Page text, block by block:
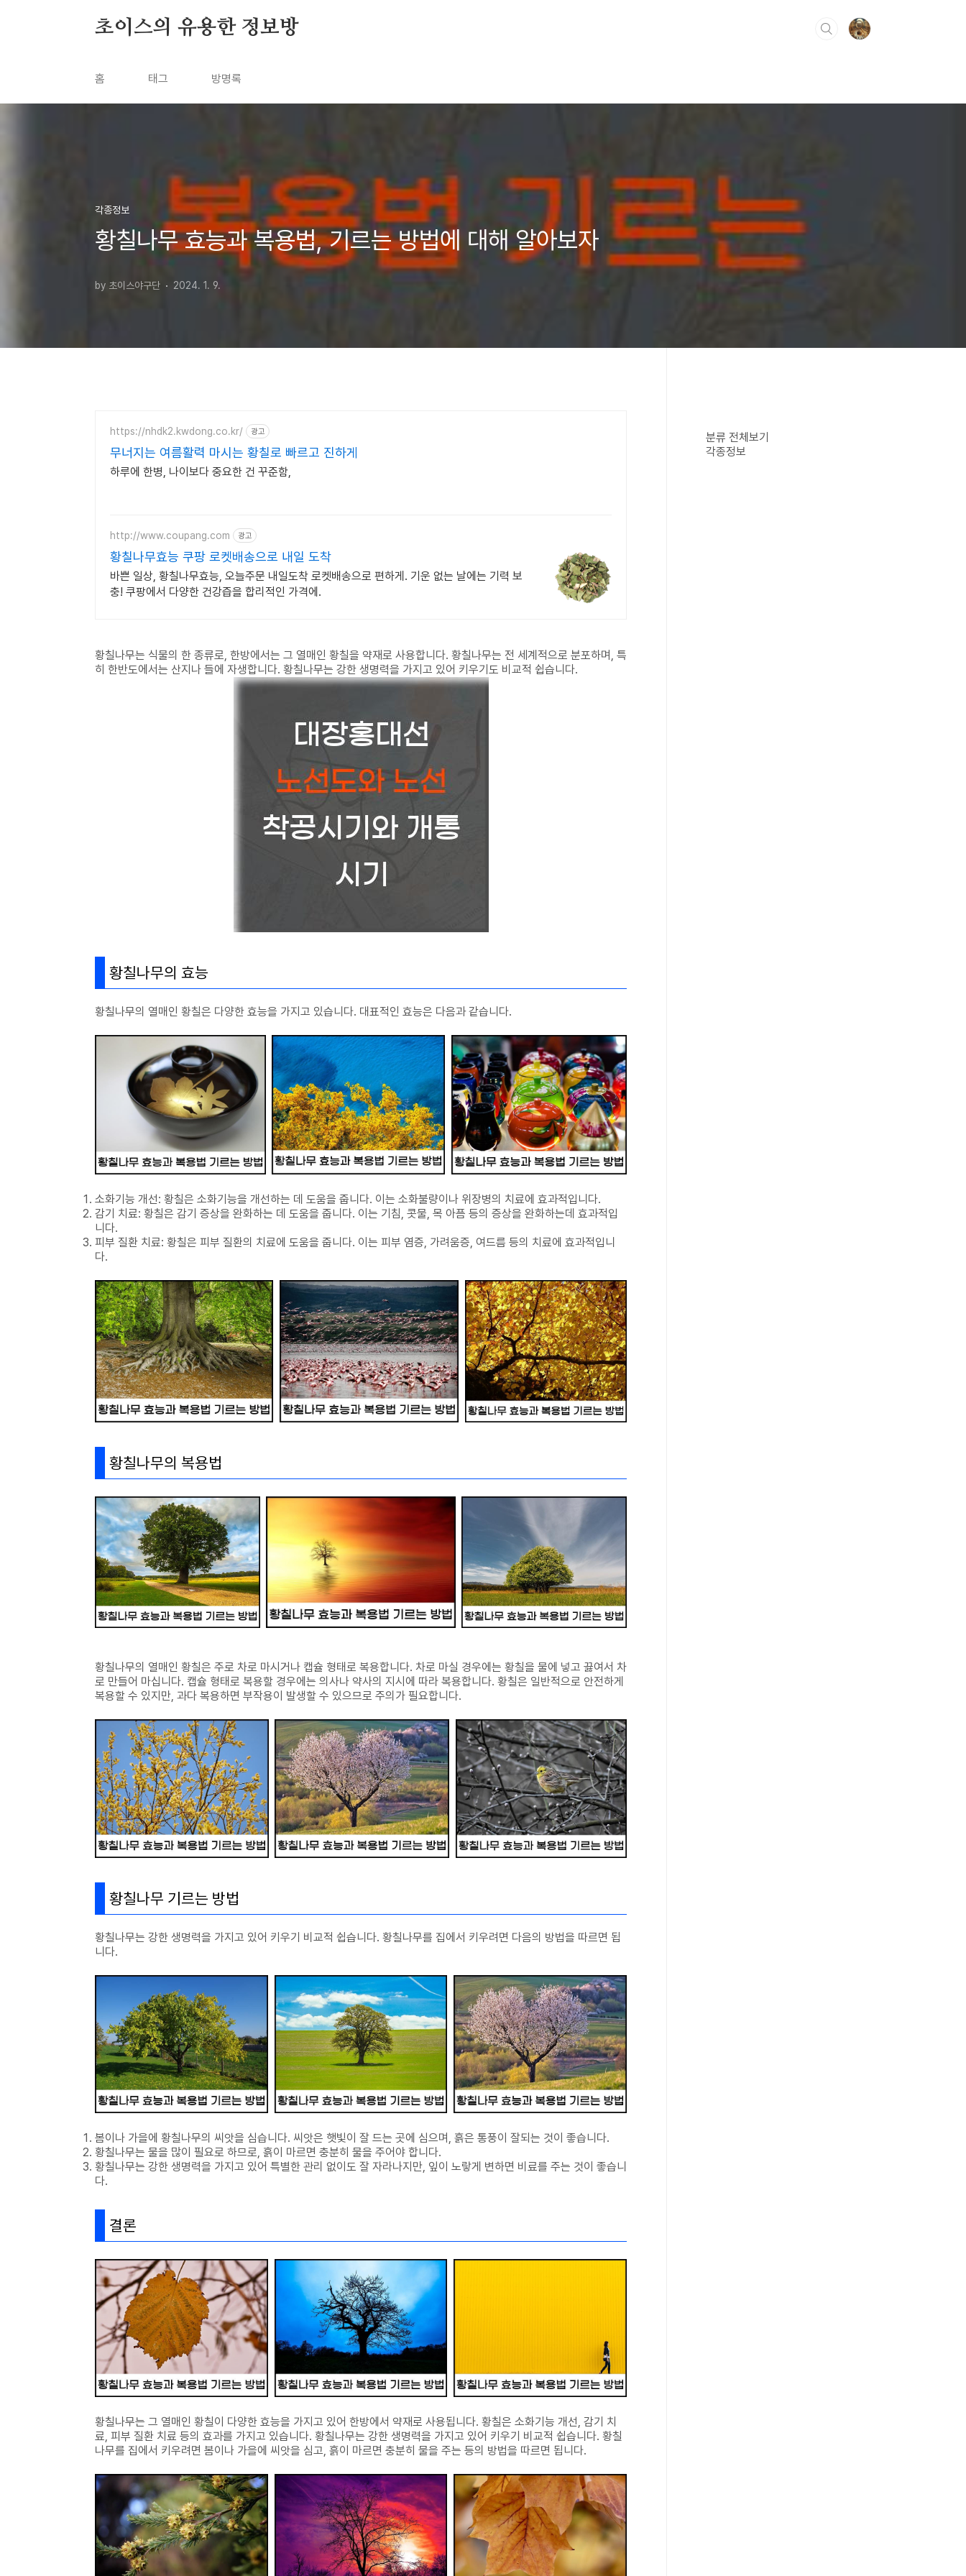
초이스의 유용한 정보방
홈 태그 방명록
각종정보
황칠나무 효능과 복용법, 기르는 방법에 대해 알아보자
by 초이스야구단 2024. 1. 9.
https://nhdk2.kwdong.co.kr/ 광고
무너지는 여름활력 마시는 황칠로 빠르고 진하게
하루에 한병, 나이보다 중요한 건 꾸준함,
http://www.coupang.com 광고
황칠나무효능 쿠팡 로켓배송으로 내일 도착
바쁜 일상, 황칠나무효능, 오늘주문 내일도착 로켓배송으로 편하게. 기운 없는 날에는 기력 보
충! 쿠팡에서 다양한 건강즙을 합리적인 가격에.
황칠나무는 식물의 한 종류로, 한방에서는 그 열매인 황칠을 약재로 사용합니다. 황칠나무는 전 세계적으로 분포하며, 특
히 한반도에서는 산지나 들에 자생합니다. 황칠나무는 강한 생명력을 가지고 있어 키우기도 비교적 쉽습니다.
황칠나무의 효능
황칠나무의 열매인 황칠은 다양한 효능을 가지고 있습니다. 대표적인 효능은 다음과 같습니다.
소화기능 개선: 황칠은 소화기능을 개선하는 데 도움을 줍니다. 이는 소화불량이나 위장병의 치료에 효과적입니다.
감기 치료: 황칠은 감기 증상을 완화하는 데 도움을 줍니다. 이는 기침, 콧물, 목 아픔 등의 증상을 완화하는데 효과적입
니다.
피부 질환 치료: 황칠은 피부 질환의 치료에 도움을 줍니다. 이는 피부 염증, 가려움증, 여드름 등의 치료에 효과적입니
다.
황칠나무의 복용법
황칠나무의 열매인 황칠은 주로 차로 마시거나 캡슐 형태로 복용합니다. 차로 마실 경우에는 황칠을 물에 넣고 끓여서 차
로 만들어 마십니다. 캡슐 형태로 복용할 경우에는 의사나 약사의 지시에 따라 복용합니다. 황칠은 일반적으로 안전하게
복용할 수 있지만, 과다 복용하면 부작용이 발생할 수 있으므로 주의가 필요합니다.
황칠나무 기르는 방법
황칠나무는 강한 생명력을 가지고 있어 키우기 비교적 쉽습니다. 황칠나무를 집에서 키우려면 다음의 방법을 따르면 됩
니다.
봄이나 가을에 황칠나무의 씨앗을 심습니다. 씨앗은 햇빛이 잘 드는 곳에 심으며, 흙은 통풍이 잘되는 것이 좋습니다.
황칠나무는 물을 많이 필요로 하므로, 흙이 마르면 충분히 물을 주어야 합니다.
황칠나무는 강한 생명력을 가지고 있어 특별한 관리 없이도 잘 자라나지만, 잎이 노랗게 변하면 비료를 주는 것이 좋습니
다.
결론
황칠나무는 그 열매인 황칠이 다양한 효능을 가지고 있어 한방에서 약재로 사용됩니다. 황칠은 소화기능 개선, 감기 치
료, 피부 질환 치료 등의 효과를 가지고 있습니다. 황칠나무는 강한 생명력을 가지고 있어 키우기 비교적 쉽습니다. 황칠
나무를 집에서 키우려면 봄이나 가을에 씨앗을 심고, 흙이 마르면 충분히 물을 주는 등의 방법을 따르면 됩니다.
분류 전체보기
각종정보